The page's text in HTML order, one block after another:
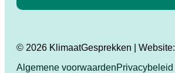
© 2026 KlimaatGesprekken | Website:
Algemene voorwaardenPrivacybeleid